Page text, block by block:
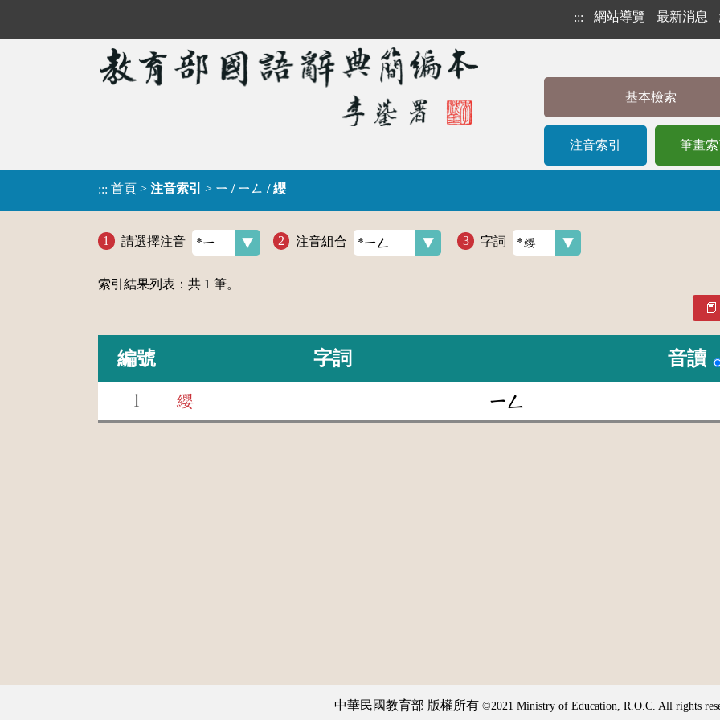
::: 網站導覽 最新消息
基本檢索
注音索引 筆畫索
::: 首頁 > 注音索引 > ㄧ / ㄧㄥ / 纓
請選擇注音 注音組合 字詞
索引結果列表：共 1 筆。
編號 字詞 音讀
1 纓 ㄧㄥ
中華民國教育部 版權所有 ©2021 Ministry of Education, R.O.C. All rights